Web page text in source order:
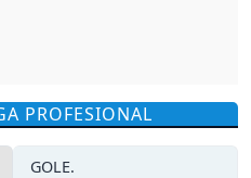
PROFESIONAL
GOLE.